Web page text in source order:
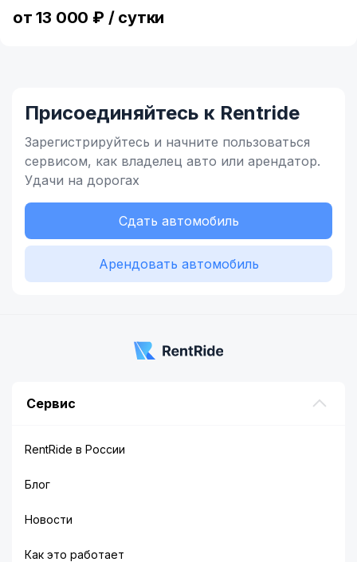
от 13 000 ₽ / сутки
Присоединяйтесь к Rentride
Зарегистрируйтесь и начните пользоваться
сервисом, как владелец авто или арендатор.
Удачи на дорогах
Сдать автомобиль
Арендовать автомобиль
Сервис
RentRide в России
Блог
Новости
Как это работает